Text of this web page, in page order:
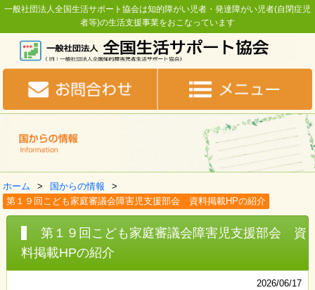
一般社団法人全国生活サポート協会は知的障がい児者・発達障がい児者(自閉症児
者等)の生活支援事業をおこなっています
ホーム
国からの情報
第１９回こども家庭審議会障害児支援部会 資料掲載HPの紹介
第１９回こども家庭審議会障害児支援部会 資
料掲載HPの紹介
2026/06/17